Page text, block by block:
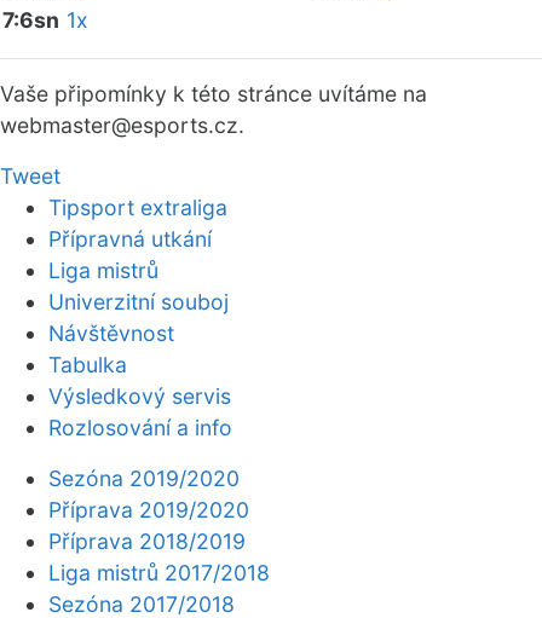
7:6sn 1x
Vaše připomínky k této stránce uvítáme na
webmaster@esports.cz.
Tweet
Tipsport extraliga
Přípravná utkání
Liga mistrů
Univerzitní souboj
Návštěvnost
Tabulka
Výsledkový servis
Rozlosování a info
Sezóna 2019/2020
Příprava 2019/2020
Příprava 2018/2019
Liga mistrů 2017/2018
Sezóna 2017/2018